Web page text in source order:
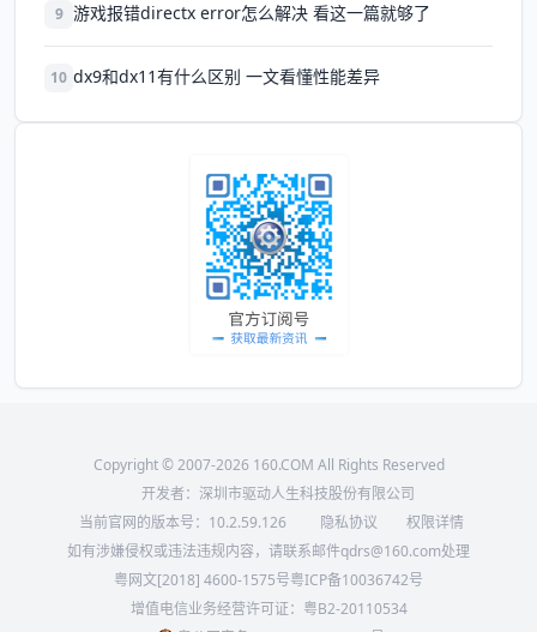
9 游戏报错directx error怎么解决 看这一篇就够了
10 dx9和dx11有什么区别 一文看懂性能差异
Copyright © 2007-2026 160.COM All Rights Reserved
开发者：深圳市驱动人生科技股份有限公司
当前官网的版本号： 10.2.59.126 隐私协议
权限详情
如有涉嫌侵权或违法违规内容，请联系邮件qdrs@160.com处理
粤网文[2018] 4600-1575号粤ICP备10036742号
增值电信业务经营许可证：粤B2-20110534